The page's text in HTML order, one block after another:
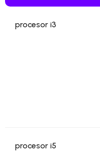
procesor i3
procesor i5